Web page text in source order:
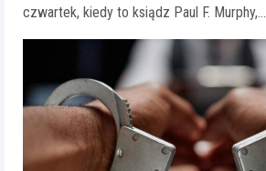
czwartek, kiedy to ksiądz Paul F. Murphy,…